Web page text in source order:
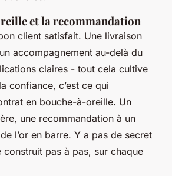
et la recommandation
client satisfait. Une livraison
accompagnement au-delà du
claires - tout cela cultive
confiance, c’est ce qui
en bouche-à-oreille. Un
une recommandation à un
l’or en barre. Y a pas de secret
construit pas à pas, sur chaque